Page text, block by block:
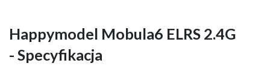
Happymodel Mobula6 ELRS 2.4G
- Specyfikacja